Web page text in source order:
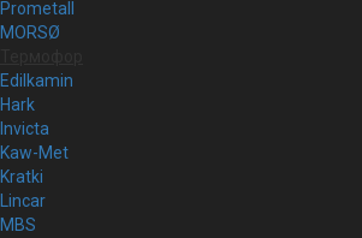
Prometall
MORSØ
Edilkamin
Hark
Invicta
Kaw-Met
Kratki
Lincar
MBS